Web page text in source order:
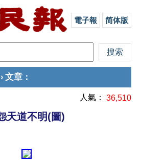
電子報 简体版
文章 ：
人氣： 36,510
天道不明(圖)